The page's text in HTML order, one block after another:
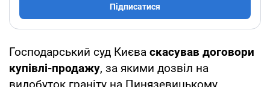
Підписатися
Господарський суд Києва скасував договори
купівлі-продажу, за якими дозвіл на
видобуток граніту на Пинязевицькому